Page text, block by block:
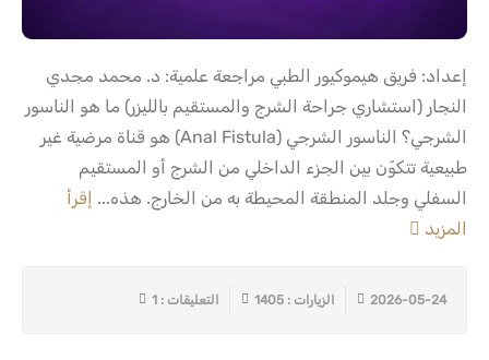
إعداد: فريق هيموكيور الطبي مراجعة علمية: د. محمد مجدي
النجار (استشاري جراحة الشرج والمستقيم بالليزر) ما هو الناسور
الشرجي؟ الناسور الشرجي (Anal Fistula) هو قناة مرضية غير
طبيعية تتكوّن بين الجزء الداخلي من الشرج أو المستقيم
السفلي وجلد المنطقة المحيطة به من الخارج. هذه... إقرأ
المزيد
2026-05-24 الزيارات : 1405 التعليقات : 1